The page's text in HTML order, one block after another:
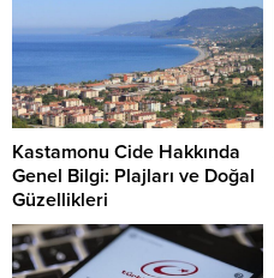
Kastamonu Cide Hakkında
Genel Bilgi: Plajları ve Doğal
Güzellikleri